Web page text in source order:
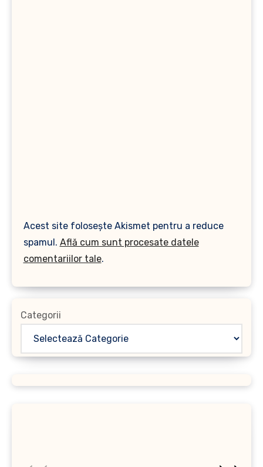
Acest site folosește Akismet pentru a reduce
spamul. Află cum sunt procesate datele
comentariilor tale.
Categorii